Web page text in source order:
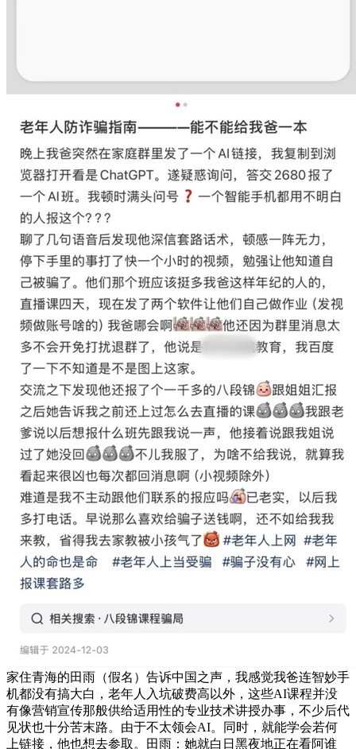
家住青海的田雨（假名）告诉中国之声，我感觉我爸连智妙手
机都没有搞大白，老年人入坑破费高以外，这些AI课程并没
有像营销宣传那般供给适用性的专业技术讲授办事，不少后代
见状也十分苦末路。由于不太领会AI。同时，就能学会若何
上链接，他也想去参取。田雨：她就白日黑夜地正在看阿谁